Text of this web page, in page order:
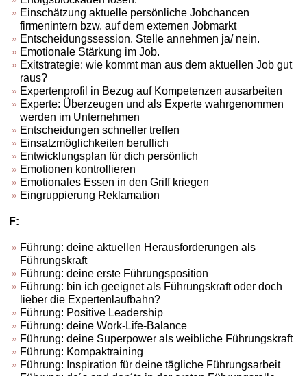
Einschätzung aktuelle persönliche Jobchancen
firmenintern bzw. auf dem externen Jobmarkt
Entscheidungssession. Stelle annehmen ja/ nein.
Emotionale Stärkung im Job.
Exitstrategie: wie kommt man aus dem aktuellen Job gut
raus?
Expertenprofil in Bezug auf Kompetenzen ausarbeiten
Experte: Überzeugen und als Experte wahrgenommen
werden im Unternehmen
Entscheidungen schneller treffen
Einsatzmöglichkeiten beruflich
Entwicklungsplan für dich persönlich
Emotionen kontrollieren
Emotionales Essen in den Griff kriegen
Eingruppierung Reklamation
F:
Führung: deine aktuellen Herausforderungen als
Führungskraft
Führung: deine erste Führungsposition
Führung: bin ich geeignet als Führungskraft oder doch
lieber die Expertenlaufbahn?
Führung: Positive Leadership
Führung: deine Work-Life-Balance
Führung: deine Superpower als weibliche Führungskraft
Führung: Kompaktraining
Führung: Inspiration für deine tägliche Führungsarbeit